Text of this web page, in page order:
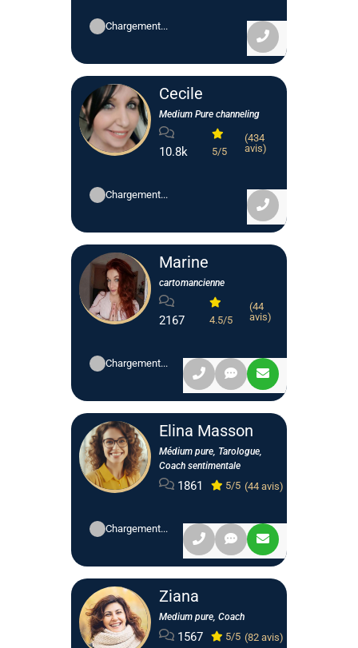
Chargement...
Cecile
Medium Pure channeling
10.8k 5/5
(434
avis)
Chargement...
Marine
cartomancienne
2167 4.5/5
(44
avis)
Chargement...
Elina Masson
Médium pure, Tarologue,
Coach sentimentale
1861 5/5 (44 avis)
Chargement...
Ziana
Medium pure, Coach
1567 5/5 (82 avis)